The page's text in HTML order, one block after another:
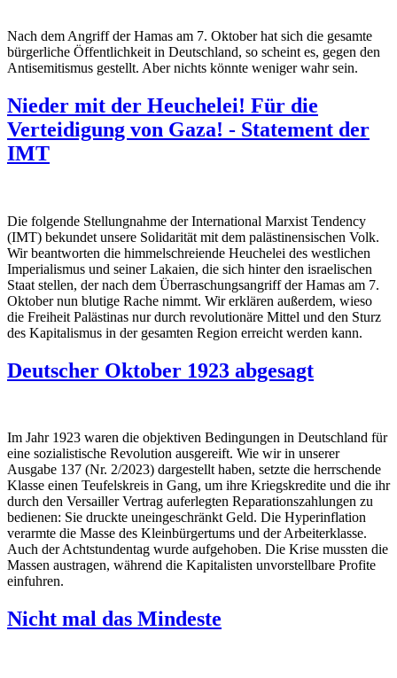
Nach dem Angriff der Hamas am 7. Oktober hat sich die gesamte
bürgerliche Öffentlichkeit in Deutschland, so scheint es, gegen den
Antisemitismus gestellt. Aber nichts könnte weniger wahr sein.
Nieder mit der Heuchelei! Für die
Verteidigung von Gaza! - Statement der
IMT
Die folgende Stellungnahme der International Marxist Tendency
(IMT) bekundet unsere Solidarität mit dem palästinensischen Volk.
Wir beantworten die himmelschreiende Heuchelei des westlichen
Imperialismus und seiner Lakaien, die sich hinter den israelischen
Staat stellen, der nach dem Überraschungsangriff der Hamas am 7.
Oktober nun blutige Rache nimmt. Wir erklären außerdem, wieso
die Freiheit Palästinas nur durch revolutionäre Mittel und den Sturz
des Kapitalismus in der gesamten Region erreicht werden kann.
Deutscher Oktober 1923 abgesagt
Im Jahr 1923 waren die objektiven Bedingungen in Deutschland für
eine sozialistische Revolution ausgereift. Wie wir in unserer
Ausgabe 137 (Nr. 2/2023) dargestellt haben, setzte die herrschende
Klasse einen Teufelskreis in Gang, um ihre Kriegskredite und die ihr
durch den Versailler Vertrag auferlegten Reparationszahlungen zu
bedienen: Sie druckte uneingeschränkt Geld. Die Hyperinflation
verarmte die Masse des Kleinbürgertums und der Arbeiterklasse.
Auch der Achtstundentag wurde aufgehoben. Die Krise mussten die
Massen austragen, während die Kapitalisten unvorstellbare Profite
einfuhren.
Nicht mal das Mindeste